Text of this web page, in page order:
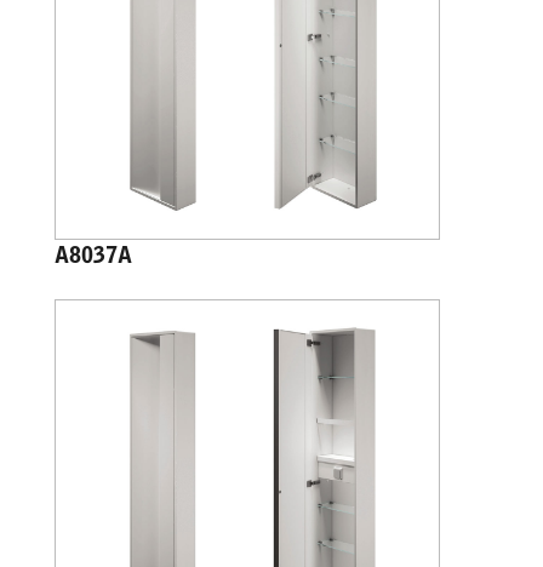
A8037A